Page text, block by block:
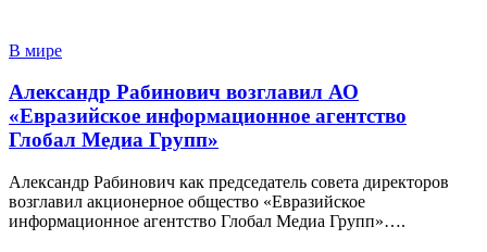
В мире
Александр Рабинович возглавил АО
«Евразийское информационное агентство
Глобал Медиа Групп»
Александр Рабинович как председатель совета директоров
возглавил акционерное общество «Евразийское
информационное агентство Глобал Медиа Групп»….